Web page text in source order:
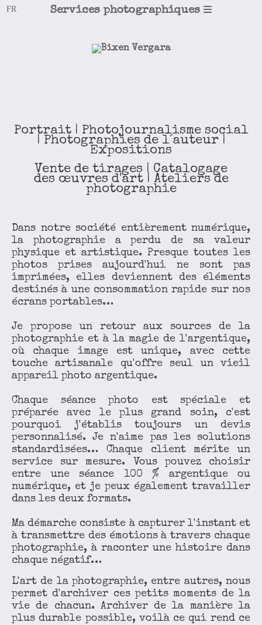
Services photographiques
Portrait | Photojournalisme social
| Photographies de l´auteur |
Expositions
Vente de tirages | Catalogage
des œuvres d'art | Ateliers de
photographie
Dans notre société entièrement numérique,
la photographie a perdu de sa valeur
physique et artistique. Presque toutes les
photos prises aujourd'hui ne sont pas
imprimées, elles deviennent des éléments
destinés à une consommation rapide sur nos
écrans portables…
Je propose un retour aux sources de la
photographie et à la magie de l'argentique,
où chaque image est unique, avec cette
touche artisanale qu'offre seul un vieil
appareil photo argentique.
Chaque séance photo est spéciale et
préparée avec le plus grand soin, c'est
pourquoi j'établis toujours un devis
personnalisé. Je n'aime pas les solutions
standardisées… Chaque client mérite un
service sur mesure. Vous pouvez choisir
entre une séance 100 % argentique ou
numérique, et je peux également travailler
dans les deux formats.
Ma démarche consiste à capturer l'instant et
à transmettre des émotions à travers chaque
photographie, à raconter une histoire dans
chaque négatif…
L'art de la photographie, entre autres, nous
permet d'archiver ces petits moments de la
vie de chacun. Archiver de la manière la
plus durable possible, voilà ce qui rend ce